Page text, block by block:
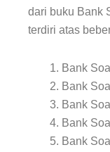
dari buku Bank
terdiri atas
Bank
Bank
Bank
Bank
Bank